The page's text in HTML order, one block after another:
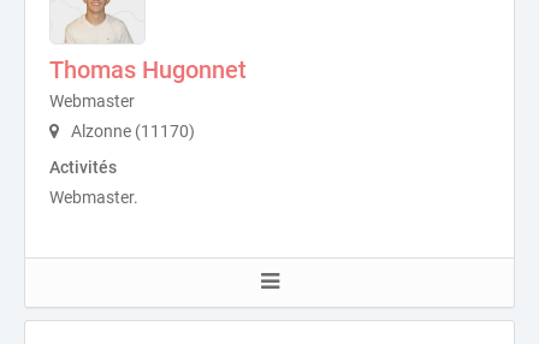
Thomas Hugonnet
Webmaster
Alzonne (11170)
Activités
Webmaster.